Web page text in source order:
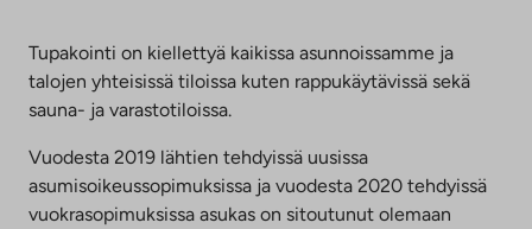
Tupakointi on kiellettyä kaikissa asunnoissamme ja
talojen yhteisissä tiloissa kuten rappukäytävissä sekä
sauna- ja varastotiloissa.
Vuodesta 2019 lähtien tehdyissä uusissa
asumisoikeussopimuksissa ja vuodesta 2020 tehdyissä
vuokrasopimuksissa asukas on sitoutunut olemaan